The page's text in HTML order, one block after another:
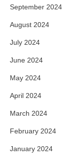
September 2024
August 2024
July 2024
June 2024
May 2024
April 2024
March 2024
February 2024
January 2024